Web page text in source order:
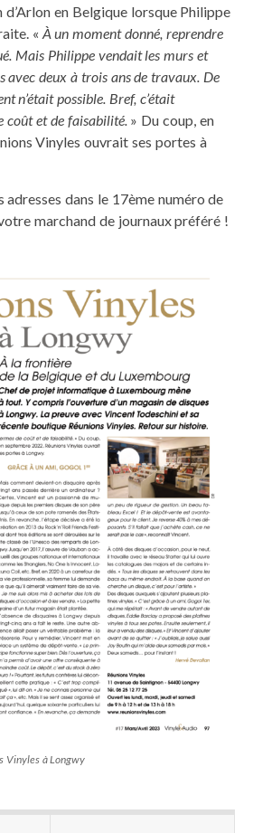
en Belgique lorsque Philippe
« À un moment donné, reprendre
Mais Philippe vendait les murs et
avec deux à trois ans de travaux. De
n’était possible. Bref, c’était
coût et de faisabilité.» Du coup, en
Vinyles ouvrait ses portes à
adresses dans le 17ème numéro de
marchand de journaux préféré !
Vinyles à Longwy